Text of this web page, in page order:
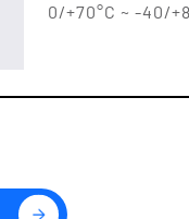
0/+70°C ~ -40/